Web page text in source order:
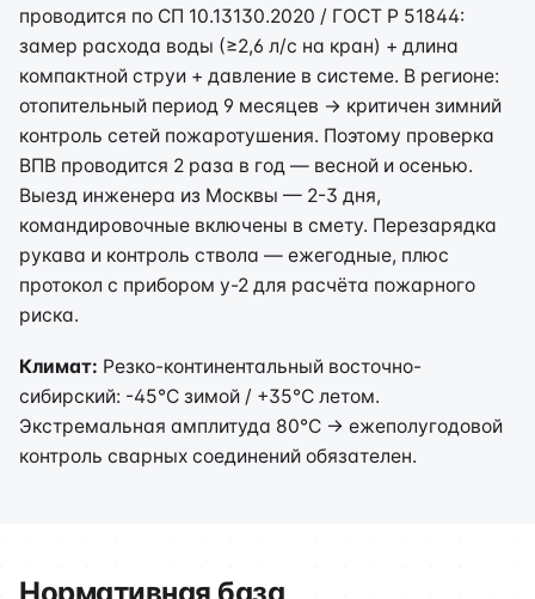
проводится по СП 10.13130.2020 / ГОСТ Р 51844:
замер расхода воды (≥2,6 л/с на кран) + длина
компактной струи + давление в системе. В регионе:
отопительный период 9 месяцев → критичен зимний
контроль сетей пожаротушения. Поэтому проверка
ВПВ проводится 2 раза в год — весной и осенью.
Выезд инженера из Москвы — 2-3 дня,
командировочные включены в смету. Перезарядка
рукава и контроль ствола — ежегодные, плюс
протокол с прибором у-2 для расчёта пожарного
риска.
Климат: Резко-континентальный восточно-
сибирский: -45°C зимой / +35°C летом.
Экстремальная амплитуда 80°C → ежеполугодовой
контроль сварных соединений обязателен.